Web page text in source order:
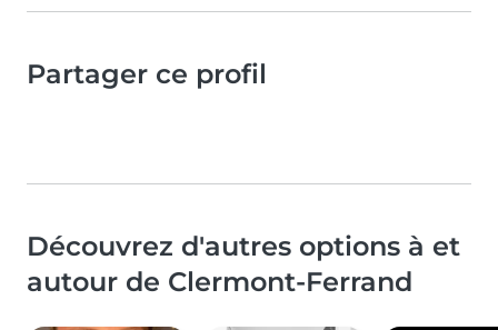
Partager ce profil
Découvrez d'autres options à et
autour de Clermont-Ferrand